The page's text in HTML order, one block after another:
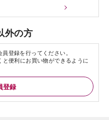
外の方
登録を行ってください。
便利にお買い物ができるように